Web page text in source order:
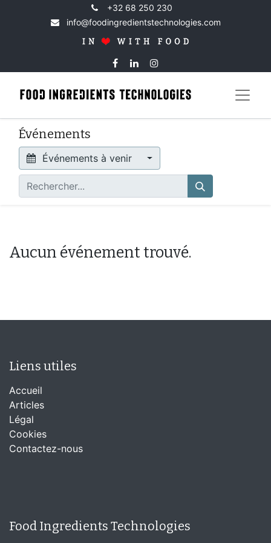
+32 68 250 230
info@foodingredientstechnologies.com
Événements
Événements à venir
Aucun événement trouvé.
Liens utiles
Accueil
Articles
Légal
Cookies
Contactez-nous
Food Ingredients Technologies